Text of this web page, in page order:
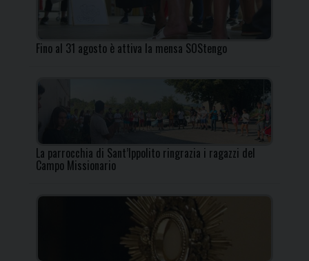
Fino al 31 agosto è attiva la mensa SOStengo
La parrocchia di Sant’Ippolito ringrazia i ragazzi del
Campo Missionario